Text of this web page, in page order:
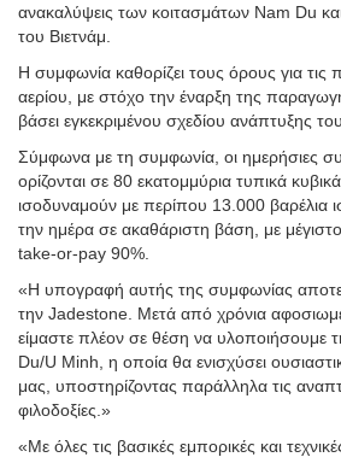
ανακαλύψεις των κοιτασμάτων Nam Du
του Βιετνάμ.
Η συμφωνία καθορίζει τους όρους για τις
αερίου, με στόχο την έναρξη της
βάσει εγκεκριμένου σχεδίου ανάπτυξης
Σύμφωνα με τη συμφωνία, οι ημερήσιες
ορίζονται σε 80 εκατομμύρια τυπικά
ισοδυναμούν με περίπου 13.000 βαρέλια
την ημέρα σε ακαθάριστη βάση, με
take-or-pay 90%.
«Η υπογραφή αυτής της συμφωνίας
την Jadestone. Μετά από χρόνια
είμαστε πλέον σε θέση να υλοποιήσουμε
Du/U Minh, η οποία θα ενισχύσει
μας, υποστηρίζοντας παράλληλα τις
φιλοδοξίες.»
«Με όλες τις βασικές εμπορικές και